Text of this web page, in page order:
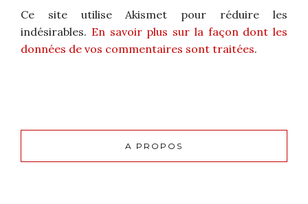
Ce site utilise Akismet pour réduire les
indésirables. En savoir plus sur la façon dont les
données de vos commentaires sont traitées.
A PROPOS